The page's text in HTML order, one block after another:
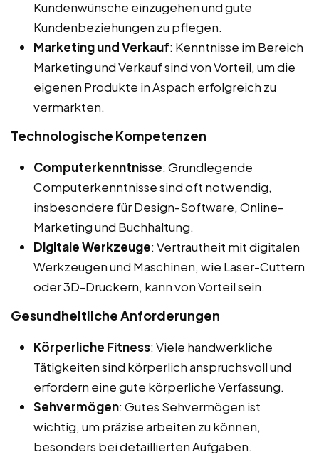
Kundenwünsche einzugehen und gute
Kundenbeziehungen zu pflegen.
Marketing und Verkauf: Kenntnisse im Bereich
Marketing und Verkauf sind von Vorteil, um die
eigenen Produkte in Aspach erfolgreich zu
vermarkten.
Technologische Kompetenzen
Computerkenntnisse: Grundlegende
Computerkenntnisse sind oft notwendig,
insbesondere für Design-Software, Online-
Marketing und Buchhaltung.
Digitale Werkzeuge: Vertrautheit mit digitalen
Werkzeugen und Maschinen, wie Laser-Cuttern
oder 3D-Druckern, kann von Vorteil sein.
Gesundheitliche Anforderungen
Körperliche Fitness: Viele handwerkliche
Tätigkeiten sind körperlich anspruchsvoll und
erfordern eine gute körperliche Verfassung.
Sehvermögen: Gutes Sehvermögen ist
wichtig, um präzise arbeiten zu können,
besonders bei detaillierten Aufgaben.